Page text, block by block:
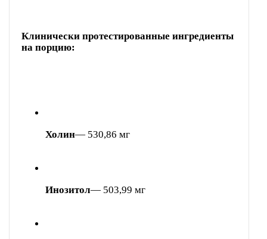
Клинически протестированные ингредиенты
на порцию:
Холин— 530,86 мг
Инозитол— 503,99 мг